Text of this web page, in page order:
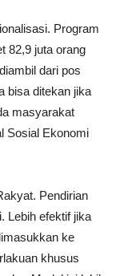
Program
82,9 juta orang
dari pos
bisa ditekan jika
masyarakat
Sosial Ekonomi
Pendirian
Lebih efektif jika
ke
khusus